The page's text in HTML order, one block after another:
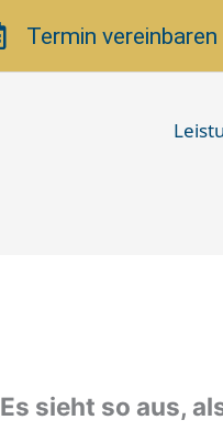
Termin vereinbaren
Es sieht so aus,